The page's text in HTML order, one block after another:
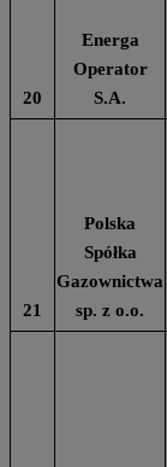
20
Energa
Operator
S.A.
21
Polska
Spółka
Gazownictwa
sp. z o.o.